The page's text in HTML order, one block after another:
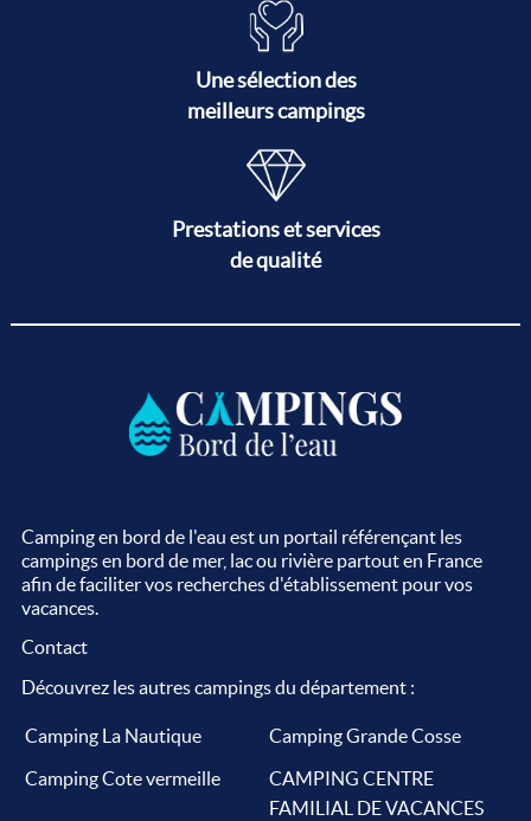
Une sélection des
meilleurs campings
Prestations et services
de qualité
Camping en bord de l'eau est un portail référençant les
campings en bord de mer, lac ou rivière partout en France
afin de faciliter vos recherches d'établissement pour vos
vacances.
Contact
Découvrez les autres campings du département :
Camping La Nautique
Camping Grande Cosse
Camping Cote vermeille
CAMPING CENTRE
FAMILIAL DE VACANCES